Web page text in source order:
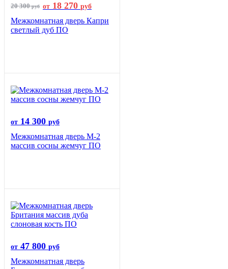
20 300руб от 18 270 руб
Межкомнатная дверь Капри
светлый дуб ПО
от 14 300 руб
Межкомнатная дверь М-2
массив сосны жемчуг ПО
от 47 800 руб
Межкомнатная дверь